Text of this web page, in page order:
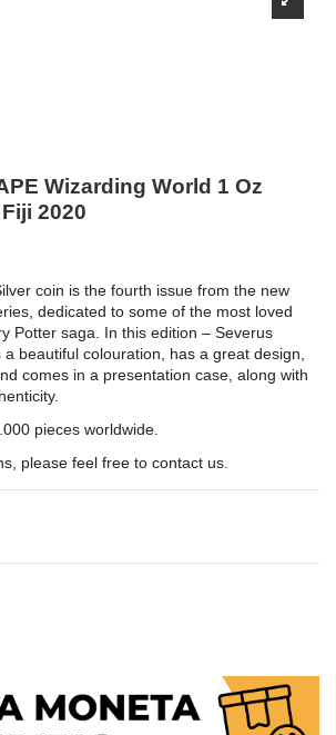
Wizarding World 1 Oz
2020
coin is the fourth issue from the new
dedicated to some of the most loved
Potter saga. In this edition – Severus
beautiful colouration, has a great design,
comes in a presentation case, along with
pieces worldwide.
please feel free to contact us.